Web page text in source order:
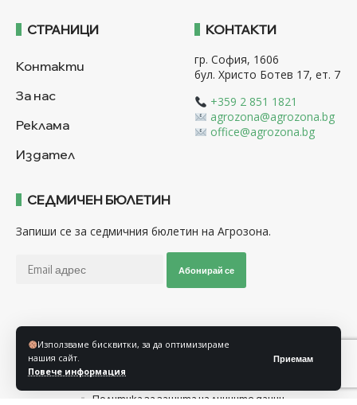
Използваме бисквитки, за да оптимизираме
нашия сайт.
Повече информация
Приемам
СТРАНИЦИ
Контакти
За нас
Реклама
Издател
КОНТАКТИ
гр. София, 1606
бул. Христо Ботев 17, ет. 7
+359 2 851 1821
agrozona@agrozona.bg
office@agrozona.bg
СЕДМИЧЕН БЮЛЕТИН
Запиши се за седмичния бюлетин на Агрозона.
Абонирай се
Общи условия
Политика за защита на личните данни